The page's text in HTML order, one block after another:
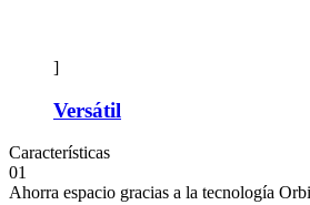
]
Versátil
Características
01
Ahorra espacio gracias a la tecnología